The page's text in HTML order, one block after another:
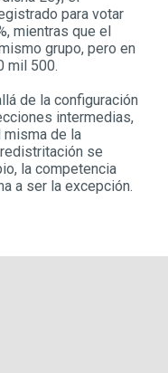
para votar
mientras que el
grupo, pero en
mil 500.
de la configuración
intermedias,
misma de la
se
la competencia
a ser la excepción.